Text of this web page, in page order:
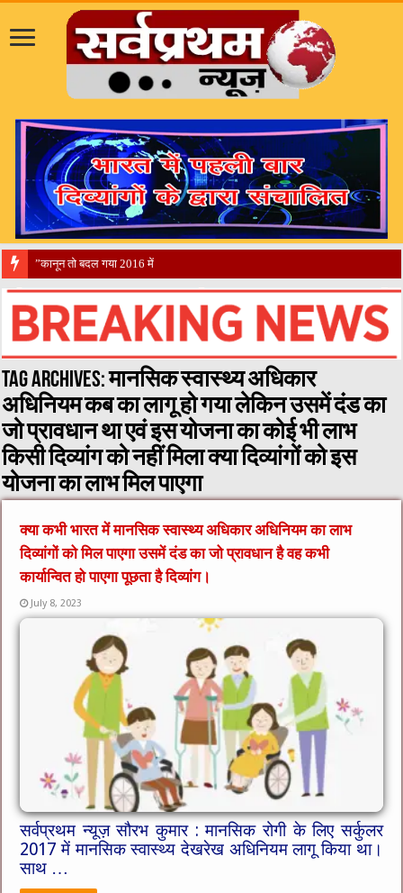
​”कानून तो बदल गया 2016 में, दिव्यांगों के हालात
Tag Archives:मानसिक स्वास्थ्य अधिकार
अधिनियम कब का लागू हो गया लेकिन उसमें दंड का
जो प्रावधान था एवं इस योजना का कोई भी लाभ
किसी दिव्यांग को नहीं मिला क्या दिव्यांगों को इस
योजना का लाभ मिल पाएगा
क्या कभी भारत में मानसिक स्वास्थ्य अधिकार अधिनियम का लाभ
दिव्यांगों को मिल पाएगा उसमें दंड का जो प्रावधान है वह कभी
कार्यान्वित हो पाएगा पूछता है दिव्यांग।
July 8, 2023
सर्वप्रथम न्यूज़ सौरभ कुमार : मानसिक रोगी के लिए सर्कुलर
2017 में मानसिक स्वास्थ्य देखरेख अधिनियम लागू किया था।
साथ …